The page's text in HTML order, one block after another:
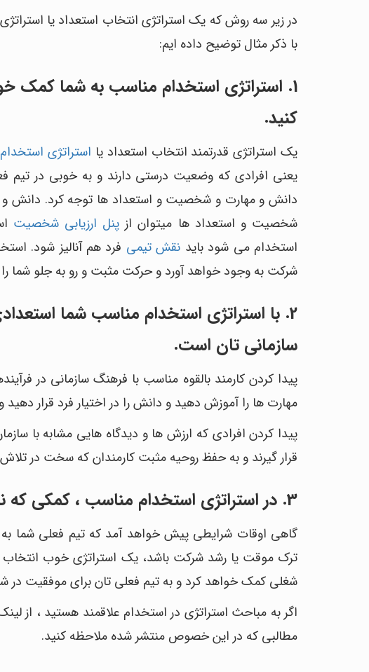
در زیر سه روش که یک استراتژی انتخاب استعداد یا
با ذکر مثال توضیح داده ایم:
1. استراتژی استخدام مناسب به شما کمک
کنید.
یک استراتژی قدرتمند انتخاب استعداد یا استراتژی
یعنی افرادی که وضعیت درستی دارند و به خوبی در تیم
دانش و مهارت و شخصیت و استعداد ها توجه کرد. دانش
شخصیت و استعداد ها میتوان از پنل ارزیابی شخصیت
استخدام می شود باید نقش تیمی فرد هم آنالیز شود.
شرکت به وجود خواهد آورد و حرکت مثبت و رو به جلو شما
2. با استراتژی استخدام مناسب شما
سازمانی تان است.
پیدا کردن کارمند بالقوه مناسب با فرهنگ سازمانی در
مهارت ها را آموزش دهید و دانش را در اختیار فرد قرار
پیدا کردن افرادی که ارزش ها و دیدگاه هایی مشابه با
قرار گیرند و به حفظ روحیه مثبت کارمندان که سخت در
3. در استراتژی استخدام مناسب ، کمکی که نیاز دارید به تیم شما اضافه میشود.
گاهی اوقات شرایطی پیش خواهد آمد که تیم فعلی شما
ترک موقت یا رشد شرکت باشد، یک استراتژی خوب
شغلی کمک خواهد کرد و به تیم فعلی تان برای موفقیت در
اگر به مباحث استراتژی در استخدام علاقمند هستید ، از
مطالبی که در این خصوص منتشر شده ملاحظه کنید.